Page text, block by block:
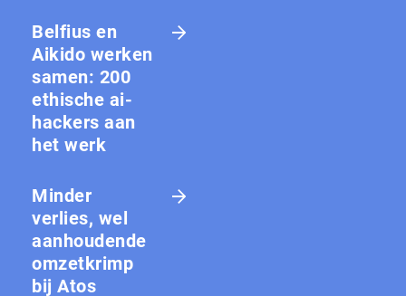
Belfius en
Aikido werken
samen: 200
ethische ai-
hackers aan
het werk
Minder
verlies, wel
aanhoudende
omzetkrimp
bij Atos